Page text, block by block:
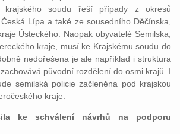
krajského soudu řeší případy z okresů
Lípa a také ze sousedního Děčínska,
Ústeckého. Naopak obyvatelé Semilska,
kraje, musí ke Krajskému soudu do
nedořešena je ale například i struktura
původní rozdělení do osmi krajů. I
semilská policie začleněna pod krajskou
kraje.
ke schválení návrhů na podporu